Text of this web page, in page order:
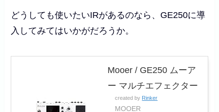
どうしても使いたいIRがあるのなら、GE250に導
入してみてはいかがだろうか。
Mooer / GE250 ムーア
ー マルチエフェクター
created by Rinker
MOOER